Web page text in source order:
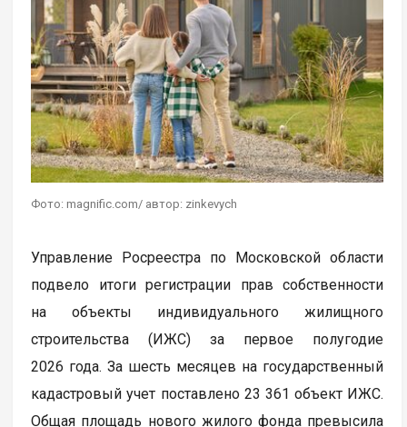
Фото: magnific.com/ автор: zinkevych
Управление Росреестра по Московской области
подвело итоги регистрации прав собственности
на объекты индивидуального жилищного
строительства (ИЖС) за первое полугодие
2026 года. За шесть месяцев на государственный
кадастровый учет поставлено 23 361 объект ИЖС.
Общая площадь нового жилого фонда превысила